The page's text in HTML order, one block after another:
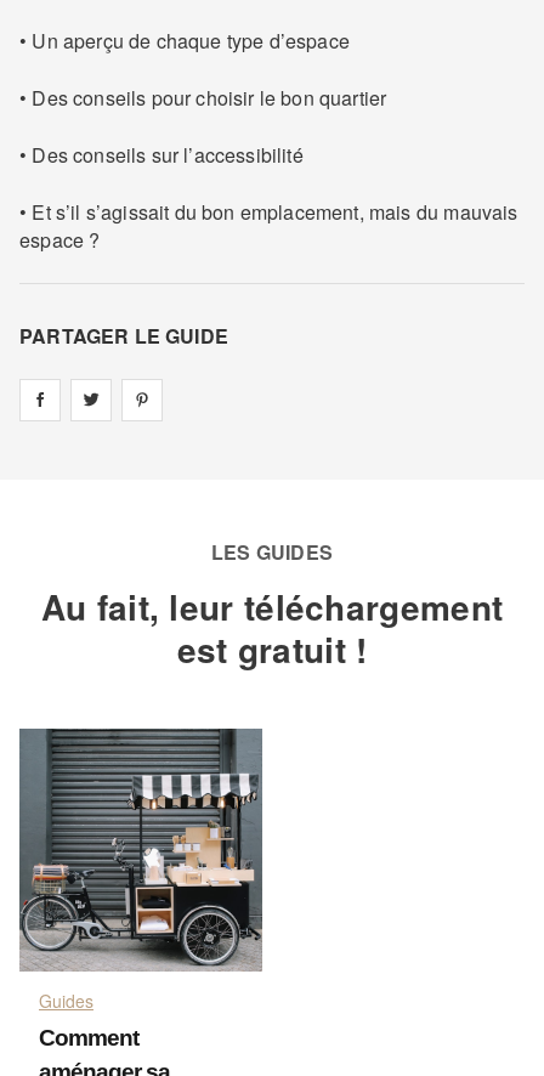
• Un aperçu de chaque type d’espace
• Des conseils pour choisir le bon quartier
• Des conseils sur l’accessibilité
• Et s’il s’agissait du bon emplacement, mais du mauvais
espace ?
PARTAGER LE GUIDE
Share on facebook
Share on
LES GUIDES
Au fait, leur téléchargement
est gratuit !
Guides
Comment